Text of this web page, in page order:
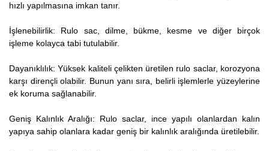
hızlı yapılmasına imkan tanır.
İşlenebilirlik: Rulo sac, dilme, bükme, kesme ve diğer birçok
işleme kolayca tabi tutulabilir.
Dayanıklılık: Yüksek kaliteli çelikten üretilen rulo saclar, korozyona
karşı dirençli olabilir. Bunun yanı sıra, belirli işlemlerle yüzeylerine
ek koruma sağlanabilir.
Geniş Kalınlık Aralığı: Rulo saclar, ince yapılı olanlardan kalın
yapıya sahip olanlara kadar geniş bir kalınlık aralığında üretilebilir.